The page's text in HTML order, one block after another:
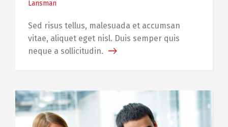
Lansman
Sed risus tellus, malesuada et accumsan
vitae, aliquet eget nisl. Duis semper quis
neque a sollicitudin.